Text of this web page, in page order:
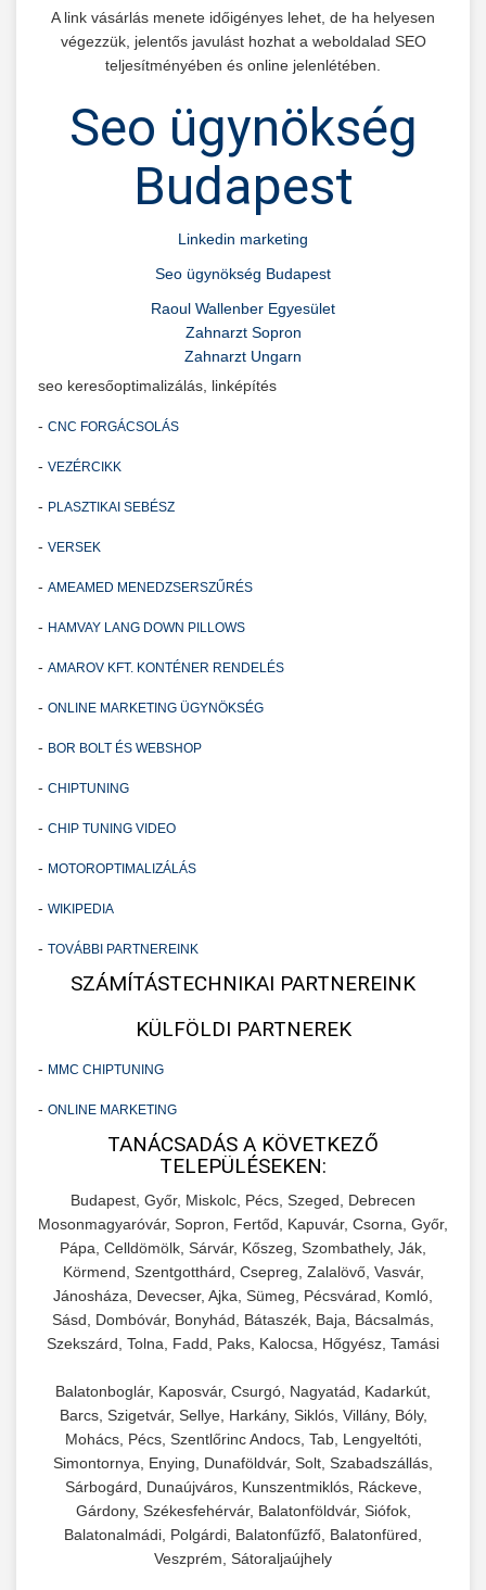
A link vásárlás menete időigényes lehet, de ha helyesen
végezzük, jelentős javulást hozhat a weboldalad SEO
teljesítményében és online jelenlétében.
Seo ügynökség
Budapest
Linkedin marketing
Seo ügynökség Budapest
Raoul Wallenber Egyesület
Zahnarzt Sopron
Zahnarzt Ungarn
seo keresőoptimalizálás, linképítés
- CNC FORGÁCSOLÁS
- VEZÉRCIKK
- PLASZTIKAI SEBÉSZ
- VERSEK
- AMEAMED MENEDZSERSZŰRÉS
- HAMVAY LANG DOWN PILLOWS
- AMAROV KFT. KONTÉNER RENDELÉS
- ONLINE MARKETING ÜGYNÖKSÉG
- BOR BOLT ÉS WEBSHOP
- CHIPTUNING
- CHIP TUNING VIDEO
- MOTOROPTIMALIZÁLÁS
- WIKIPEDIA
- TOVÁBBI PARTNEREINK
SZÁMÍTÁSTECHNIKAI PARTNEREINK
KÜLFÖLDI PARTNEREK
- MMC CHIPTUNING
- ONLINE MARKETING
TANÁCSADÁS A KÖVETKEZŐ
TELEPÜLÉSEKEN:
Budapest, Győr, Miskolc, Pécs, Szeged, Debrecen
Mosonmagyaróvár, Sopron, Fertőd, Kapuvár, Csorna, Győr,
Pápa, Celldömölk, Sárvár, Kőszeg, Szombathely, Ják,
Körmend, Szentgotthárd, Csepreg, Zalalövő, Vasvár,
Jánosháza, Devecser, Ajka, Sümeg, Pécsvárad, Komló,
Sásd, Dombóvár, Bonyhád, Bátaszék, Baja, Bácsalmás,
Szekszárd, Tolna, Fadd, Paks, Kalocsa, Hőgyész, Tamási
Balatonboglár, Kaposvár, Csurgó, Nagyatád, Kadarkút,
Barcs, Szigetvár, Sellye, Harkány, Siklós, Villány, Bóly,
Mohács, Pécs, Szentlőrinc Andocs, Tab, Lengyeltóti,
Simontornya, Enying, Dunaföldvár, Solt, Szabadszállás,
Sárbogárd, Dunaújváros, Kunszentmiklós, Ráckeve,
Gárdony, Székesfehérvár, Balatonföldvár, Siófok,
Balatonalmádi, Polgárdi, Balatonfűzfő, Balatonfüred,
Veszprém, Sátoraljaújhely